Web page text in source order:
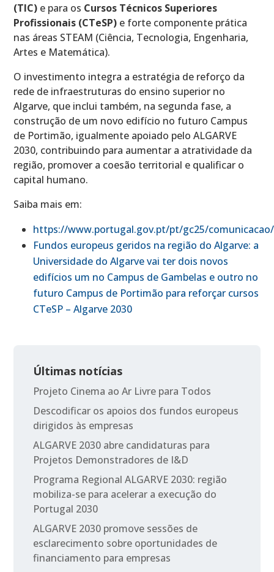
(TIC) e para os Cursos Técnicos Superiores
Profissionais (CTeSP) e forte componente prática
nas áreas STEAM (Ciência, Tecnologia, Engenharia,
Artes e Matemática).
O investimento integra a estratégia de reforço da
rede de infraestruturas do ensino superior no
Algarve, que inclui também, na segunda fase, a
construção de um novo edifício no futuro Campus
de Portimão, igualmente apoiado pelo ALGARVE
2030, contribuindo para aumentar a atratividade da
região, promover a coesão territorial e qualificar o
capital humano.
Saiba mais em:
https://www.portugal.gov.pt/pt/gc25/
Fundos europeus geridos na região do Algarve: a
Universidade do Algarve vai ter dois novos
edifícios um no Campus de Gambelas e outro no
futuro Campus de Portimão para reforçar cursos
CTeSP – Algarve 2030
Últimas notícias
Projeto Cinema ao Ar Livre para Todos
Descodificar os apoios dos fundos europeus
dirigidos às empresas
ALGARVE 2030 abre candidaturas para
Projetos Demonstradores de I&D
Programa Regional ALGARVE 2030: região
mobiliza-se para acelerar a execução do
Portugal 2030
ALGARVE 2030 promove sessões de
esclarecimento sobre oportunidades de
financiamento para empresas